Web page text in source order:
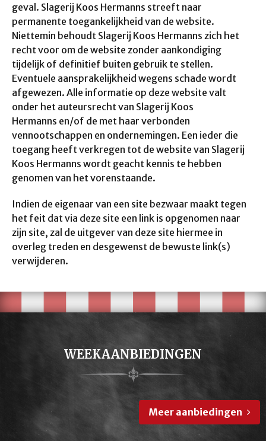
geval. Slagerij Koos Hermanns streeft naar
permanente toegankelijkheid van de website.
Niettemin behoudt Slagerij Koos Hermanns zich het
recht voor om de website zonder aankondiging
tijdelijk of definitief buiten gebruik te stellen.
Eventuele aansprakelijkheid wegens schade wordt
afgewezen. Alle informatie op deze website valt
onder het auteursrecht van Slagerij Koos
Hermanns en/of de met haar verbonden
vennootschappen en ondernemingen. Een ieder die
toegang heeft verkregen tot de website van Slagerij
Koos Hermanns wordt geacht kennis te hebben
genomen van het vorenstaande.
Indien de eigenaar van een site bezwaar maakt tegen
het feit dat via deze site een link is opgenomen naar
zijn site, zal de uitgever van deze site hiermee in
overleg treden en desgewenst de bewuste link(s)
verwijderen.
WEEKAANBIEDINGEN
Meer aanbiedingen